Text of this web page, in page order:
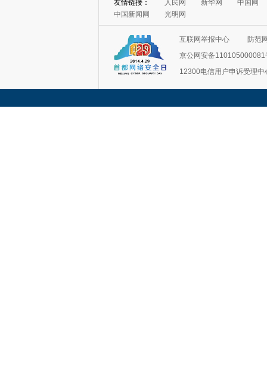
友情链接： 人民网 新华网
中国网
中国新闻网
光明网
互联网举报中心
防范
京公网安备110105000081
12300电信用户申诉受理中